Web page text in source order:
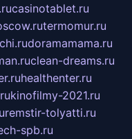
casinotablet.ru
termomur.ru
doramamama.ru
clean-dreams.ru
healthenter.ru
kinofilmy-2021.ru
remstir-tolyatti.ru
spb.ru